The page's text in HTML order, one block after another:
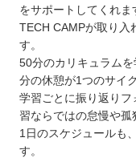
をサポートしてくれま
TECH CAMPが取り入
す。
50分のカリキュラム
分の休憩が1つのサイ
学習ごとに振り返り
習ならではの怠慢や孤
1日のスケジュールも
す。